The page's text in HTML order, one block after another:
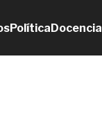
PolíticaDocencia